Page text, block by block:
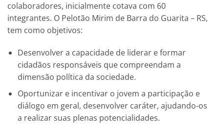
colaboradores, inicialmente cotava com 60
integrantes. O Pelotão Mirim de Barra do Guarita – RS,
tem como objetivos:
Desenvolver a capacidade de liderar e formar
cidadãos responsáveis que compreendam a
dimensão política da sociedade.
Oportunizar e incentivar o jovem a participação e
diálogo em geral, desenvolver caráter, ajudando-os
a realizar suas plenas potencialidades.